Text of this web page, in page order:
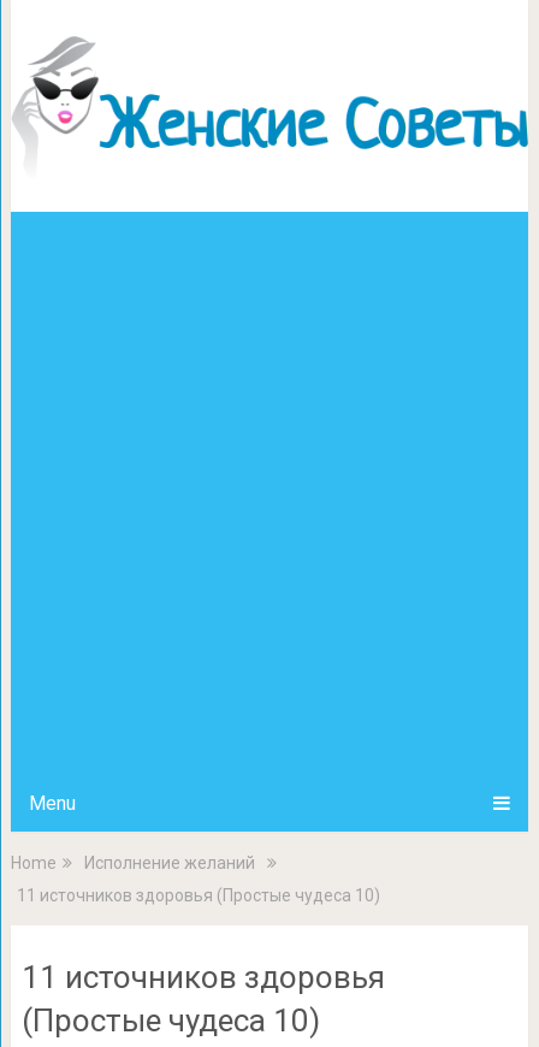
Menu
Home
Исполнение желаний
11 источников здоровья (Простые чудеса 10)
11 источников здоровья
(Простые чудеса 10)